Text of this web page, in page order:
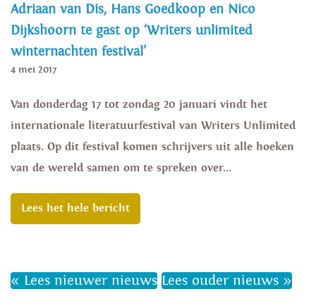
Adriaan van Dis, Hans Goedkoop en Nico
Dijkshoorn te gast op ‘Writers unlimited
winternachten festival’
4 mei 2017
Van donderdag 17 tot zondag 20 januari vindt het
internationale literatuurfestival van Writers Unlimited
plaats. Op dit festival komen schrijvers uit alle hoeken
van de wereld samen om te spreken over...
Lees het hele bericht
« Lees nieuwer nieuws Lees ouder nieuws »